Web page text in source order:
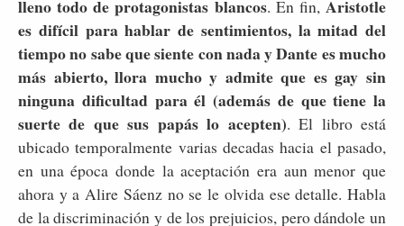
lleno todo de protagonistas blancos. En fin,Aristotle
es difícil para hablar de sentimientos, la mitad del
tiempo no sabe que siente con nada y Dante es mucho
más abierto, llora mucho y admite que es gay sin
ninguna dificultad para él (además de que tiene la
suerte de que sus papás lo acepten). El libro está
ubicado temporalmente varias decadas hacia el pasado,
en una época donde la aceptación era aun menor que
ahora y a Alire Sáenz no se le olvida ese detalle. Habla
de la discriminación y de los prejuicios, pero dándole un